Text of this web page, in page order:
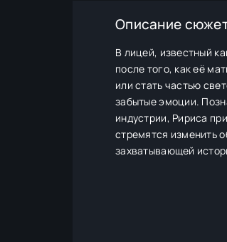
Описание
В лицей, известный
после того, как её
или стать частью
забытые эмоции.
индустрии, Ририса
стремятся изменить
захватывающей